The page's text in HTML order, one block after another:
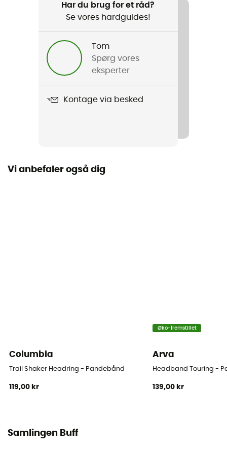
Trail / Løb / Ski
Herre / Dame
Proteam Coolnet UV+ Headband
Har du brug for et råd?
Se vores hardguides!
Tom
Spørg vores
eksperter
Kontage via besked
Vi anbefaler også dig
Columbia
Trail Shaker Headring - Pandebånd
119,00 kr
Øko-fremstillet
Arva
Headband Touring -
139,00 kr
Samlingen Buff